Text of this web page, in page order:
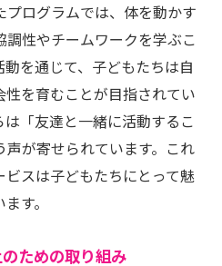
た豊かな経験
育プログラムの実例
コミュニケーション
たな友達づくり
交流会で地域とつながる
し役としての役割
参加と貢献
関係の構築
ログラムでは、体を動かす
性やチームワークを学ぶこ
を通じて、子どもたちは自
を育むことが目指されてい
「友達と一緒に活動するこ
が寄せられています。これ
スは子どもたちにとって魅
す。
ための取り組み